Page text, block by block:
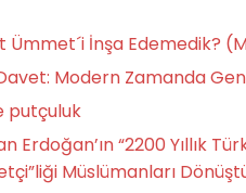
Ümmet´i İnşa Edemedik?
Modern Zamanda
putçuluk
Erdoğan’ın “2200 Yıllık
Müslümanları